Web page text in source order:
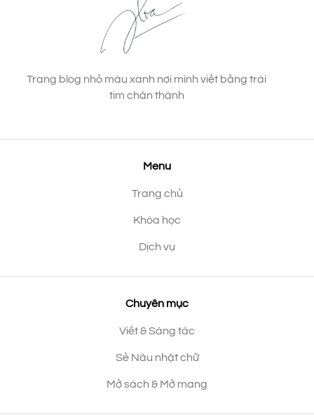
Trang blog nhỏ màu xanh nơi mình viết bằng trái
tim chân thành
Menu
Trang chủ
Khóa học
Dịch vụ
Chuyên mục
Viết & Sáng tác
Sẻ Nâu nhặt chữ
Mở sách & Mở mang